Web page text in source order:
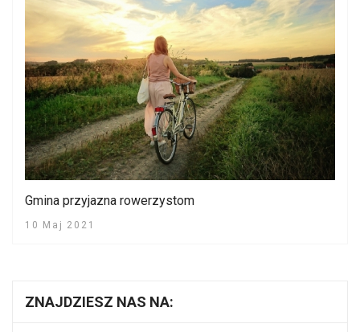
Gmina przyjazna rowerzystom
10 Maj 2021
ZNAJDZIESZ NAS NA: